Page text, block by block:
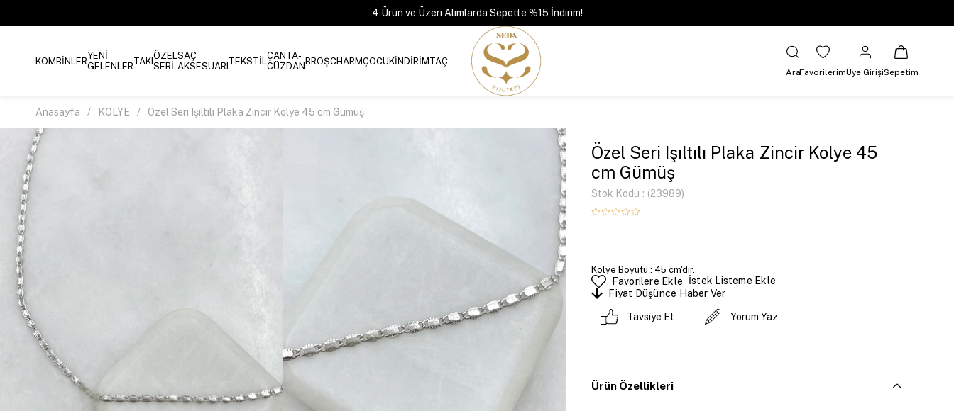
4 Ürün ve Üzeri Alımlarda Sepette %15 İndirim!
KOMBİNLERYENİ
GELENLERTAKIÖZEL
SERİ
SAÇ
AKSESUARI TEKSTİLÇANTA-
CÜZDANBROŞCHARMÇOCUKİNDİRİMTAÇ
AraFavorilerimÜye GirişiSepetim
Anasayfa KOLYE Özel Seri Işıltılı Plaka Zincir Kolye 45 cm Gümüş
Özel Seri Işıltılı Plaka Zincir Kolye 45
cm Gümüş
Stok Kodu (23989)
Kolye Boyutu : 45 cm'dir.
Favorilere Ekle
İstek Listeme Ekle
Fiyat Düşünce Haber Ver
Tavsiye Et Yorum Yaz
Ürün Özellikleri